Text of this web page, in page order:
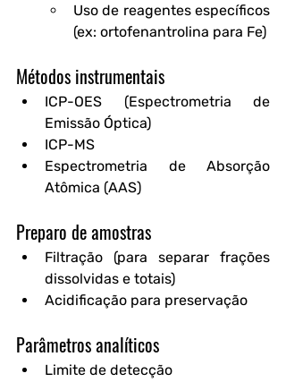
Uso de reagentes específicos
(ex: ortofenantrolina para Fe)
Métodos instrumentais
ICP-OES (Espectrometria de
Emissão Óptica)
ICP-MS
Espectrometria de Absorção
Atômica (AAS)
Preparo de amostras
Filtração (para separar frações
dissolvidas e totais)
Acidificação para preservação
Parâmetros analíticos
Limite de detecção